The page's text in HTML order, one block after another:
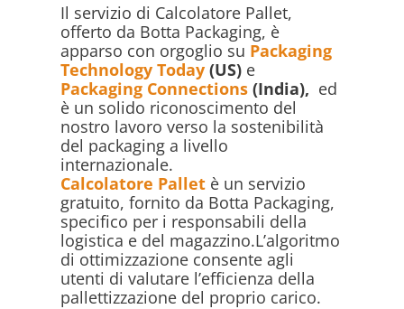
Il servizio di Calcolatore Pallet,
offerto da Botta Packaging, è
apparso con orgoglio su Packaging
Technology Today(US)e
Packaging Connections(India), ed
è un solido riconoscimento del
nostro lavoro verso la sostenibilità
del packaging a livello
internazionale.
Calcolatore Pallet è un servizio
gratuito, fornito da Botta Packaging,
specifico per i responsabili della
logistica e del magazzino.L’algoritmo
di ottimizzazione consente agli
utenti di valutare l’efficienza della
pallettizzazione del proprio carico.